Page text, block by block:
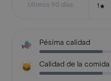
Últimos 90 días
1
Pésima calidad
Calidad de la comida